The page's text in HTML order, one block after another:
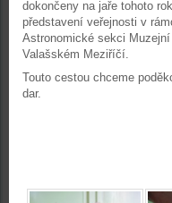
dokončeny na jaře tohoto
představení veřejnosti v
Astronomické sekci
Valašském Meziříčí.
Touto cestou chceme
dar.